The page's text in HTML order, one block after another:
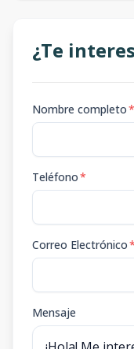
¿Te
Nombre completo*
Teléfono*
Correo Electrónico*
Mensaje